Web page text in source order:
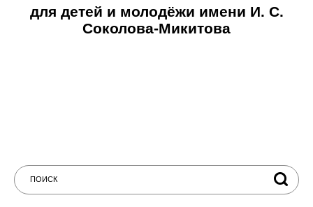
для детей и молодёжи имени И. С.
Соколова-Микитова